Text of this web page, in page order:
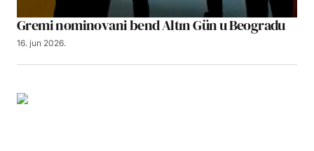
Gremi nominovani bend Altın Gün u Beogradu
16. jun 2026.